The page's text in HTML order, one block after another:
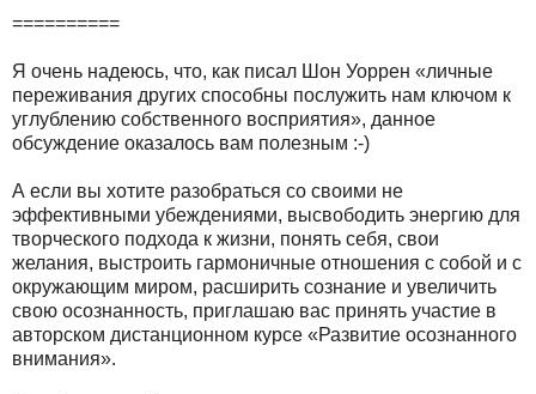
==========
Я очень надеюсь, что, как писал Шон Уоррен «личные
переживания других способны послужить нам ключом к
углублению собственного восприятия», данное
обсуждение оказалось вам полезным :-)
А если вы хотите разобраться со своими не
эффективными убеждениями, высвободить энергию для
творческого подхода к жизни, понять себя, свои
желания, выстроить гармоничные отношения с собой и с
окружающим миром, расширить сознание и увеличить
свою осознанность, приглашаю вас принять участие в
авторском дистанционном курсе «Развитие осознанного
внимания».